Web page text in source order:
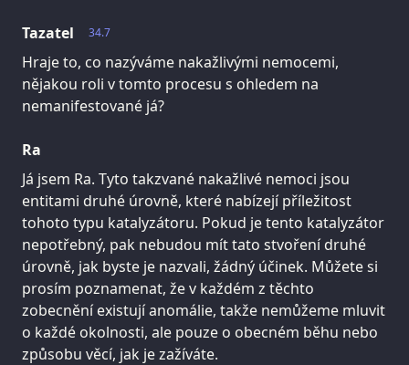
34.7
Tazatel
Hraje to, co nazýváme nakažlivými nemocemi,
nějakou roli v tomto procesu s ohledem na
nemanifestované já?
Ra
Já jsem Ra. Tyto takzvané nakažlivé nemoci jsou
entitami druhé úrovně, které nabízejí příležitost
tohoto typu katalyzátoru. Pokud je tento katalyzátor
nepotřebný, pak nebudou mít tato stvoření druhé
úrovně, jak byste je nazvali, žádný účinek. Můžete si
prosím poznamenat, že v každém z těchto
zobecnění existují anomálie, takže nemůžeme mluvit
o každé okolnosti, ale pouze o obecném běhu nebo
způsobu věcí, jak je zažíváte.